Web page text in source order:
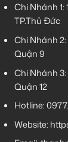
Chi Nhánh 1:
TP.Thủ Đức
Chi Nhánh 2:
Quận 9
Chi Nhánh 3:
Quận 12
Hotline:
Website: